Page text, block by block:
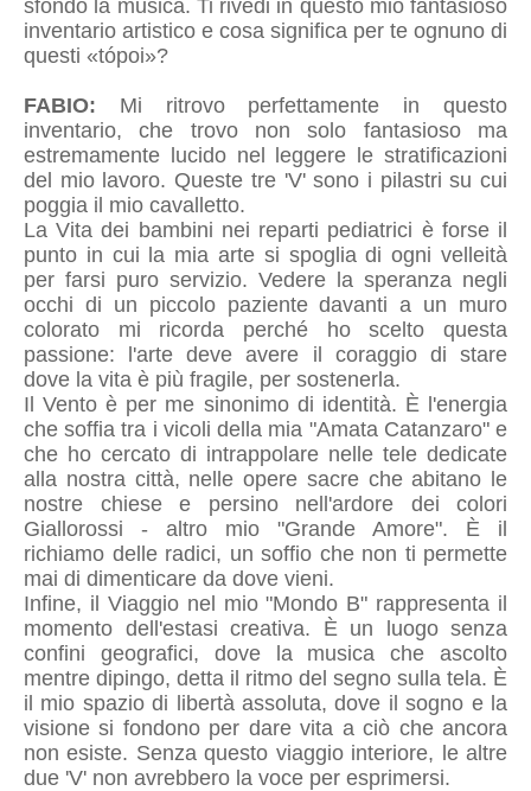
sfondo la musica. Ti rivedi in questo mio fantasioso
inventario artistico e cosa significa per te ognuno di
questi «tópoi»?
FABIO: Mi ritrovo perfettamente in questo
inventario, che trovo non solo fantasioso ma
estremamente lucido nel leggere le stratificazioni
del mio lavoro. Queste tre 'V' sono i pilastri su cui
poggia il mio cavalletto.
La Vita dei bambini nei reparti pediatrici è forse il
punto in cui la mia arte si spoglia di ogni velleità
per farsi puro servizio. Vedere la speranza negli
occhi di un piccolo paziente davanti a un muro
colorato mi ricorda perché ho scelto questa
passione: l'arte deve avere il coraggio di stare
dove la vita è più fragile, per sostenerla.
Il Vento è per me sinonimo di identità. È l'energia
che soffia tra i vicoli della mia "Amata Catanzaro" e
che ho cercato di intrappolare nelle tele dedicate
alla nostra città, nelle opere sacre che abitano le
nostre chiese e persino nell'ardore dei colori
Giallorossi - altro mio "Grande Amore". È il
richiamo delle radici, un soffio che non ti permette
mai di dimenticare da dove vieni.
Infine, il Viaggio nel mio "Mondo B" rappresenta il
momento dell'estasi creativa. È un luogo senza
confini geografici, dove la musica che ascolto
mentre dipingo, detta il ritmo del segno sulla tela. È
il mio spazio di libertà assoluta, dove il sogno e la
visione si fondono per dare vita a ciò che ancora
non esiste. Senza questo viaggio interiore, le altre
due 'V' non avrebbero la voce per esprimersi.